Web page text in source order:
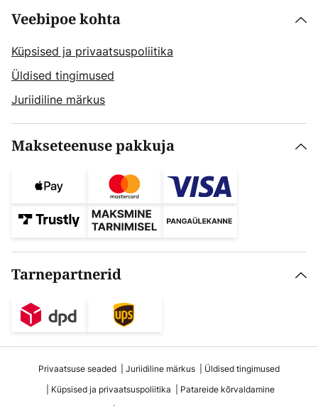
Veebipoe kohta
Küpsised ja privaatsuspoliitika
Üldised tingimused
Juriidiline märkus
Makseteenuse pakkuja
Tarnepartnerid
Privaatsuse seaded Juriidiline märkus
Üldised tingimused
Küpsised ja privaatsuspoliitika
Patareide kõrvaldamine